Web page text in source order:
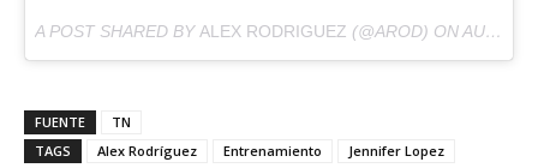
A POST SHARED BY ALEX RODRIGUEZ (@AROD) ONAUG 23, 2017 AT 3:22PM PDT
FUENTE
TN
TAGS
Alex Rodríguez Entrenamiento
Jennifer Lopez